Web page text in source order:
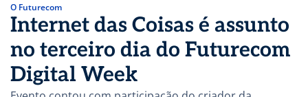
O Futurecom
Internet das Coisas é assunto
no terceiro dia do Futurecom
Digital Week